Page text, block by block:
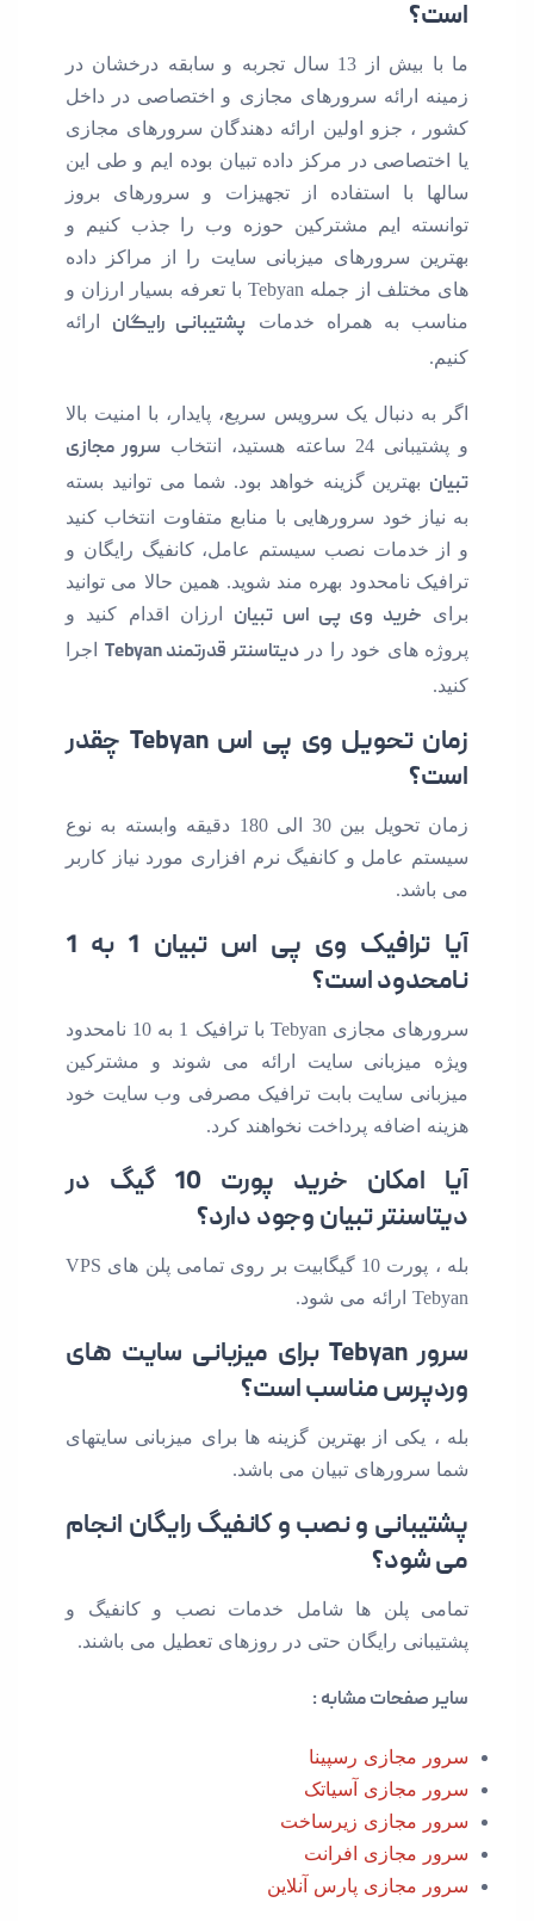
است؟
ما با بیش از 13 سال تجربه و سابقه درخشان در
زمینه ارائه سرورهای مجازی و اختصاصی در داخل
کشور ، جزو اولین ارائه دهندگان سرورهای مجازی
یا اختصاصی در مرکز داده تبیان بوده ایم و طی این
سالها با استفاده از تجهیزات و سرورهای بروز
توانسته ایم مشترکین حوزه وب را جذب کنیم و
بهترین سرورهای میزبانی سایت را از مراکز داده
های مختلف از جمله Tebyan با تعرفه بسیار ارزان و
مناسب به همراه خدمات پشتیبانی رایگان ارائه
کنیم.
اگر به دنبال یک سرویس سریع، پایدار، با امنیت بالا
و پشتیبانی 24 ساعته هستید، انتخاب
سرور مجازی
تبیان بهترین گزینه خواهد بود. شما می توانید بسته
به نیاز خود سرورهایی با منابع متفاوت انتخاب کنید
و از خدمات نصب سیستم عامل، کانفیگ رایگان و
ترافیک نامحدود بهره مند شوید. همین حالا می توانید
برای خرید وی پی اس تبیان ارزان اقدام کنید و
پروژه های خود را دردیتاسنتر قدرتمند Tebyan
اجرا
کنید.
زمان تحویل وی پی اس Tebyan چقدر
است؟
زمان تحویل بین 30 الی 180 دقیقه وابسته به نوع
سیستم عامل و کانفیگ نرم افزاری مورد نیاز کاربر
می باشد.
آیا ترافیک وی پی اس تبیان 1 به 1
نامحدود است؟
سرورهای مجازی Tebyan با ترافیک 1 به 10 نامحدود
ویژه میزبانی سایت ارائه می شوند و مشترکین
میزبانی سایت بابت ترافیک مصرفی وب سایت خود
هزینه اضافه پرداخت نخواهند کرد.
آیا امکان خرید پورت 10 گیگ در
دیتاسنتر تبیان وجود دارد؟
بله ، پورت 10 گیگابیت بر روی تمامی پلن های VPS
Tebyan ارائه می شود.
سرور Tebyan برای میزبانی سایت های
وردپرس مناسب است؟
بله ، یکی از بهترین گزینه ها برای میزبانی سایتهای
شما سرورهای تبیان می باشد.
پشتیبانی و نصب و کانفیگ رایگان انجام
می شود؟
تمامی پلن ها شامل خدمات نصب و کانفیگ و
پشتیبانی رایگان حتی در روزهای تعطیل می باشند.
سایر صفحات مشابه :
سرور مجازی رسپینا
سرور مجازی آسیاتک
سرور مجازی زیرساخت
سرور مجازی افرانت
سرور مجازی پارس آنلاین